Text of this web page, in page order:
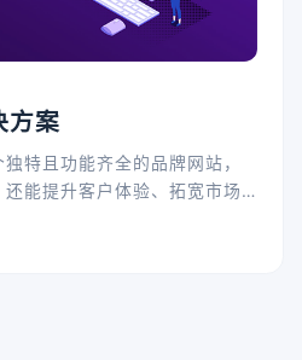
方案
特且功能齐全的品牌网站，
能提升客户体验、拓宽市场